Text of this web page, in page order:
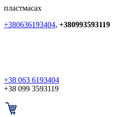
пластмасах
+380636193404, +380993593119
+38 063 6193404
+38 099 3593119